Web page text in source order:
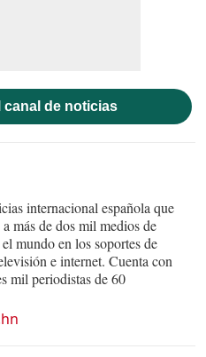
canal de noticias
internacional española que
más de dos mil medios de
mundo en los soportes de
e internet. Cuenta con
mil periodistas de 60